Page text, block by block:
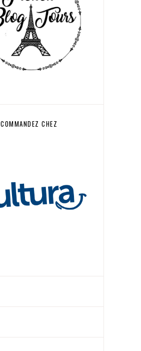
COMMANDEZ CHEZ